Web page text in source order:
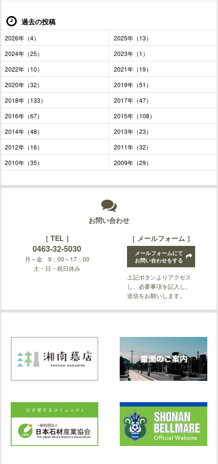
過去の投稿
2026年（4）
2025年（13）
2024年（25）
2023年（1）
2022年（10）
2021年（19）
2020年（32）
2019年（51）
2018年（133）
2017年（47）
2016年（67）
2015年（108）
2014年（48）
2013年（23）
2012年（16）
2011年（32）
2010年（35）
2009年（29）
お問い合わせ
［ TEL ］
0463-32-5030
月～金 9：00～17：00
土・日・祝日休み
［ メールフォーム ］
メールフォームにて
お問い合わせをする
上記ボタンよりアクセス
し、必要事項を記入し、
送信をお願いします。